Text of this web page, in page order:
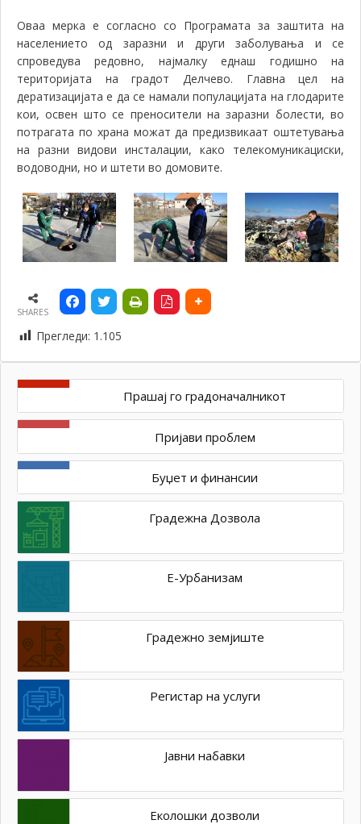
Оваа мерка е согласно со Програмата за заштита на
населението од заразни и други заболувања и се
спроведува редовно, најмалку еднаш годишно на
територијата на градот Делчево. Главна цел на
дератизацијата е да се намали популацијата на глодарите
кои, освен што се преносители на заразни болести, во
потрагата по храна можат да предизвикаат оштетувања
на разни видови инсталации, како телекомуникациски,
водоводни, но и штети во домовите.
SHARES
Прегледи: 1.105
Прашај го градоначалникот
Пријави проблем
Буџет и финансии
Градежна Дозвола
Е-Урбанизам
Градежно земјиште
Регистар на услуги
Јавни набавки
Еколошки дозволи